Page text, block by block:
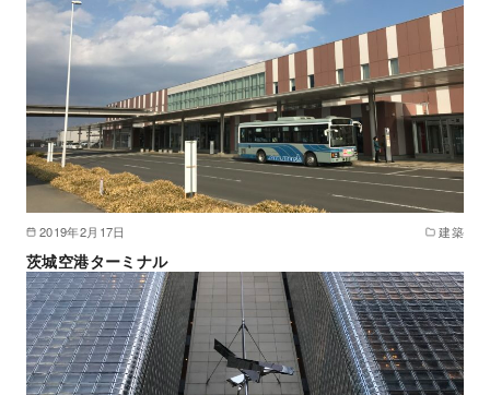
2019年2月17日 建築
茨城空港ターミナル